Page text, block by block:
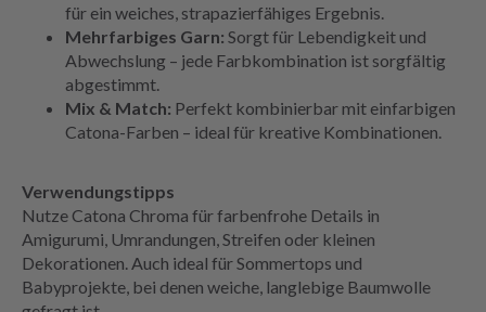
für ein weiches, strapazierfähiges Ergebnis.
Mehrfarbiges Garn: Sorgt für Lebendigkeit und
Abwechslung – jede Farbkombination ist sorgfältig
abgestimmt.
Mix & Match: Perfekt kombinierbar mit einfarbigen
Catona-Farben – ideal für kreative Kombinationen.
Verwendungstipps
Nutze Catona Chroma für farbenfrohe Details in
Amigurumi, Umrandungen, Streifen oder kleinen
Dekorationen. Auch ideal für Sommertops und
Babyprojekte, bei denen weiche, langlebige Baumwolle